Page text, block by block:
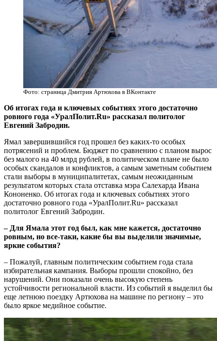
Фото: страница Дмитрия Артюхова в ВКонтакте
Об итогах года и ключевых событиях этого достаточно
ровного года «УралПолит.Ru» рассказал политолог
Евгений Забродин.
Ямал завершившийся год прошел без каких-то особых
потрясений и проблем. Бюджет по сравнению с планом вырос
без малого на 40 млрд рублей, в политическом плане не было
особых скандалов и конфликтов, а самым заметным событием
стали выборы в муниципалитетах, самым неожиданным
результатом которых стала отставка мэра Салехарда Ивана
Кононенко. Об итогах года и ключевых событиях этого
достаточно ровного года «УралПолит.Ru» рассказал
политолог Евгений Забродин.
– Для Ямала этот год был, как мне кажется, достаточно
ровным, но все-таки, какие бы вы выделили значимые,
яркие события?
– Пожалуй, главным политическим событием года стала
избирательная кампания. Выборы прошли спокойно, без
нарушений. Они показали очень высокую степень
устойчивости региональной власти. Из событий я выделил бы
еще летнюю поездку Артюхова на машине по региону – это
было яркое медийное событие.